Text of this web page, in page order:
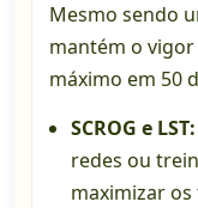
Mesmo sendo
mantém o vigor
máximo em 50
SCROG e LST:
redes ou
maximizar